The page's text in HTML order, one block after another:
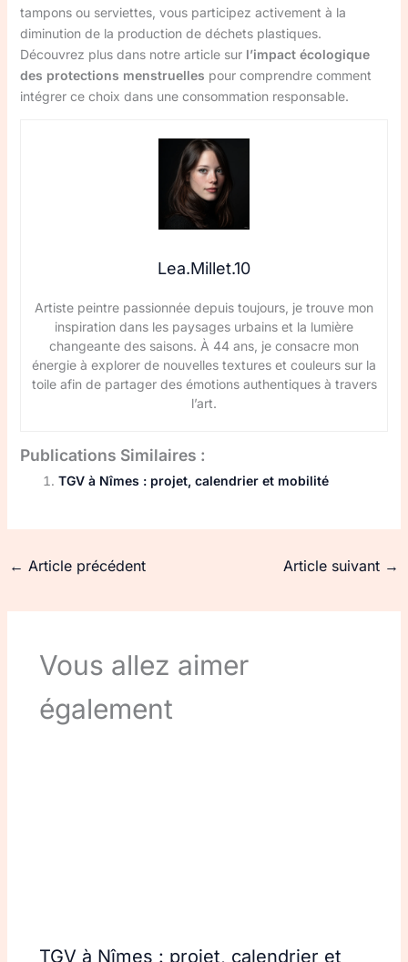
tampons ou serviettes, vous participez activement à la
diminution de la production de déchets plastiques.
Découvrez plus dans notre article sur l’impact écologique
des protections menstruelles pour comprendre comment
intégrer ce choix dans une consommation responsable.
Lea.Millet.10
Artiste peintre passionnée depuis toujours, je trouve mon
inspiration dans les paysages urbains et la lumière
changeante des saisons. À 44 ans, je consacre mon
énergie à explorer de nouvelles textures et couleurs sur la
toile afin de partager des émotions authentiques à travers
l’art.
Publications Similaires :
TGV à Nîmes : projet, calendrier et mobilité
← Article précédent Article suivant →
Vous allez aimer
également
TGV à Nîmes : projet, calendrier et